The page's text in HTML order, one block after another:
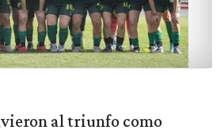
al triunfo como